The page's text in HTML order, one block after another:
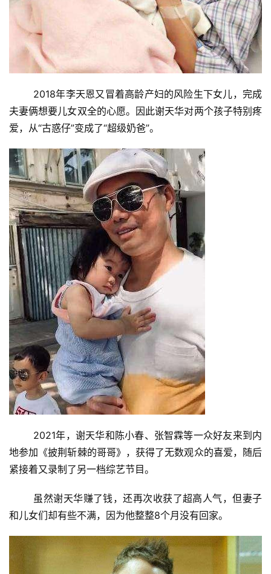
投
稿
每
日
好
诗
2018年李天恩又冒着高龄产妇的风险生下女儿，完成
夫妻俩想要儿女双全的心愿。因此谢天华对两个孩子特别疼
爱，从“古惑仔”变成了“超级奶爸”。
2021年，谢天华和陈小春、张智霖等一众好友来到内
地参加《披荆斩棘的哥哥》，获得了无数观众的喜爱，随后
紧接着又录制了另一档综艺节目。
虽然谢天华赚了钱，还再次收获了超高人气，但妻子
和儿女们却有些不满，因为他整整8个月没有回家。